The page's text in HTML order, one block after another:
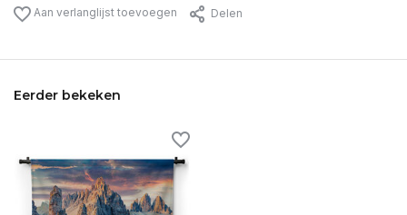
Aan verlanglijst toevoegen Delen
Eerder bekeken